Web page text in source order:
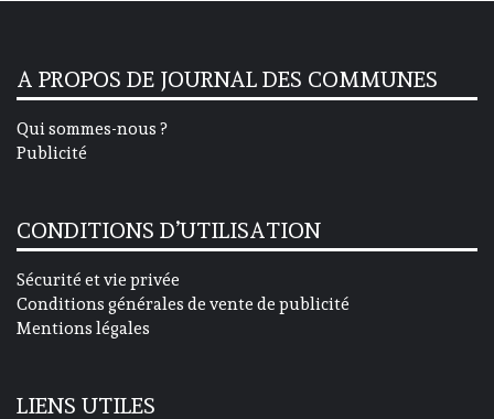
A PROPOS DE JOURNAL DES COMMUNES
Qui sommes-nous ?
Publicité
CONDITIONS D’UTILISATION
Sécurité et vie privée
Conditions générales de vente de publicité
Mentions légales
LIENS UTILES